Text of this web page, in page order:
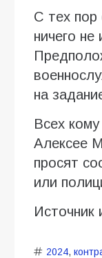
С тех пор
ничего не
на
Всех
Алексее
просят
или
Источник
2024,